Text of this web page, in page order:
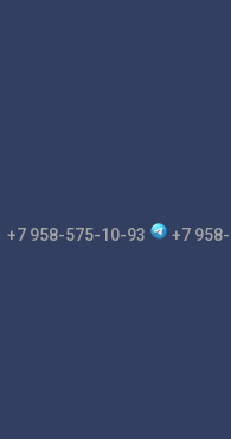
575-10-93
+7